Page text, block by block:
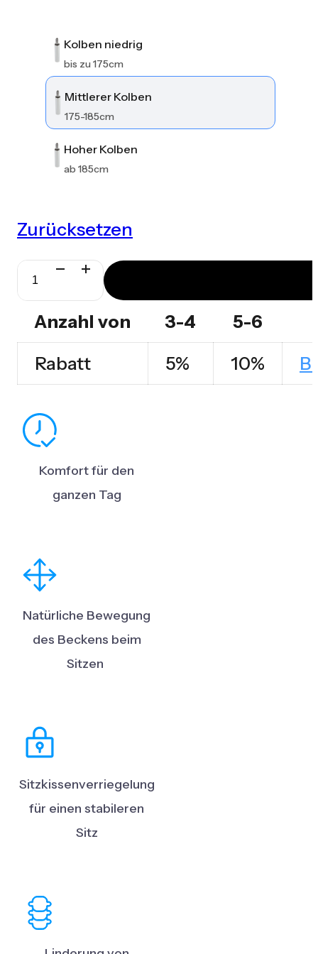
Kolben niedrig
bis zu 175cm
Mittlerer Kolben
175-185cm
Hoher Kolben
ab 185cm
Zurücksetzen
Spinergo
Active
Menge
Anzahl von 3-4
5-6
Rabatt
5% 10%
Komfort für den
ganzen Tag
Natürliche Bewegung
des Beckens beim
Sitzen
Sitzkissenverriegelung
für einen stabileren
Sitz